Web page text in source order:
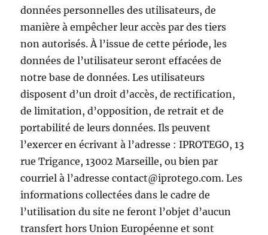
données personnelles des utilisateurs, de
manière à empêcher leur accès par des tiers
non autorisés. À l’issue de cette période, les
données de l’utilisateur seront effacées de
notre base de données. Les utilisateurs
disposent d’un droit d’accès, de rectification,
de limitation, d’opposition, de retrait et de
portabilité de leurs données. Ils peuvent
l’exercer en écrivant à l’adresse : IPROTEGO, 13
rue Trigance, 13002 Marseille, ou bien par
courriel à l’adresse contact@iprotego.com. Les
informations collectées dans le cadre de
l’utilisation du site ne feront l’objet d’aucun
transfert hors Union Européenne et sont